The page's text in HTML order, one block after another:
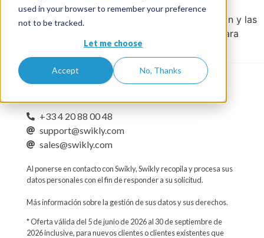
used in your browser to remember your preference
not to be tracked.
Let me choose
Accept No, Thanks
Entre los "Bouchons" gastronómicos del viejo Lyon y las
barcazas del Quais de Saône, tendrá suficiente para
alimentar sus días y sus noches.
+33 4 20 88 00 48
support@swikly.com
sales@swikly.com
Al ponerse en contacto con Swikly, Swikly recopila y procesa sus
datos personales con el fin de responder a su solicitud.
Más información sobre la gestión de sus datos y sus derechos.
* Oferta válida del 5 de junio de 2026 al 30 de septiembre de
2026 inclusive, para nuevos clientes o clientes existentes que